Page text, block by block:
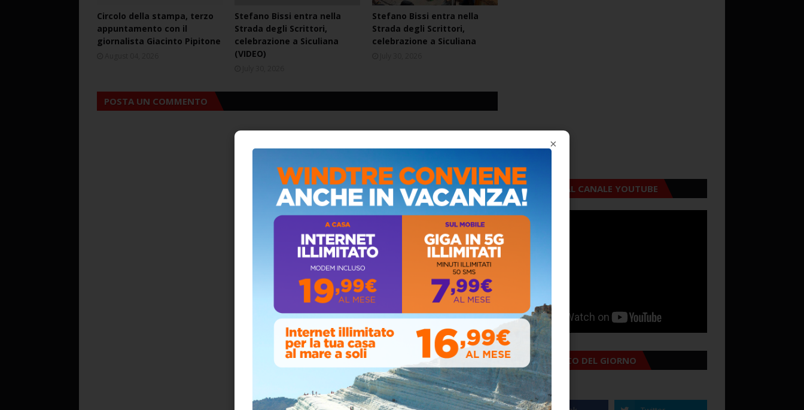
Circolo della stampa, terzo
appuntamento con il
giornalista Giacinto Pipitone
Stefano Bissi entra nella
Strada degli Scrittori,
celebrazione a Siculiana
(VIDEO)
Stefano Bissi entra nella
Strada degli Scrittori,
celebrazione a Siculiana
POSTA UN COMMENTO
×
ISCRIVITI AL CANALE YOUTUBE
ALMANACCO DEL GIORNO